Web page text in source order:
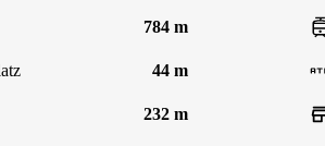
784 m
44 m
232 m